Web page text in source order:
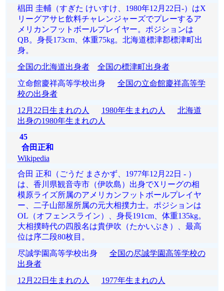
椙田 圭輔（すぎた けいすけ、1980年12月22日-）はX
リーグアサヒ飲料チャレンジャーズでプレーするア
メリカンフットボールプレイヤー。ポジションは
QB。身長173cm、体重75kg。北海道標津郡標津町出
身。
全国の北海道出身者
全国の標津町出身者
立命館慶祥高等学校出身 全国の立命館慶祥高等学
校の出身者
12月22日生まれの人
1980年生まれの人
北海道
出身の1980年生まれの人
45
合田正和
Wikipedia
合田 正和（ごうだ まさかず、1977年12月22日 - ）
は、香川県観音寺市（伊吹島）出身でXリーグの相
模原ライズ所属のアメリカンフットボールプレイヤ
ー、二子山部屋所属の元大相撲力士。ポジションは
OL（オフェンスライン）、身長191cm、体重135kg。
大相撲時代の四股名は貴伊吹（たかいぶき）、最高
位は序二段80枚目。
尽誠学園高等学校出身 全国の尽誠学園高等学校の
出身者
12月22日生まれの人
1977年生まれの人